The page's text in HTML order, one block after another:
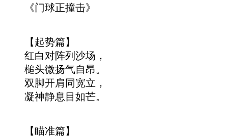
《门球正撞击》
【起势篇】
红白对阵列沙场，
槌头微扬气自昂。
双脚开肩同宽立，
凝神静息目如芒。
【瞄准篇】